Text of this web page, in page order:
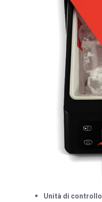
Unità di controllo